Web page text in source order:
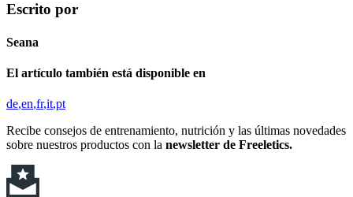
Escrito por
Seana
El artículo también está disponible en
de en fr it pt
Recibe consejos de entrenamiento, nutrición y las últimas novedades
sobre nuestros productos con la newsletter de Freeletics.